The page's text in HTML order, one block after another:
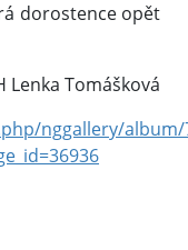
dorostence opět
Lenka Tomášková
nggallery/album/